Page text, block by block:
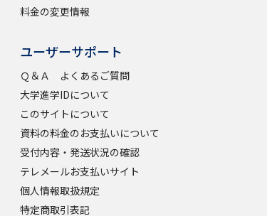
学問検索
学問の教科書 夢ナビライブ
料金の変更情報
ユーザーサポート
Ｑ＆Ａ よくあるご質問
大学進学IDについて
このサイトについて
資料の料金のお支払いについて
受付内容・発送状況の確認
テレメールお支払いサイト
個人情報取扱規定
特定商取引表記